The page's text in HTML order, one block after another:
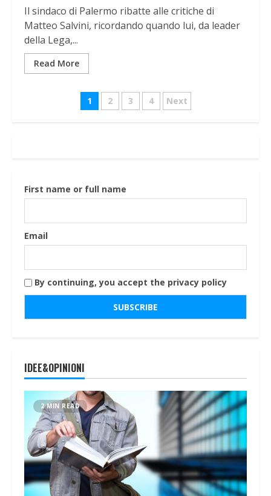
Il sindaco di Palermo ribatte alle critiche di
Matteo Salvini, ricordando quando lui, da leader
della Lega,...
Read More
Navigazione
1 2 3 4 Next
First name or full name
Email
By continuing, you accept the privacy policy
IDEE&OPINIONI
2 MIN READ